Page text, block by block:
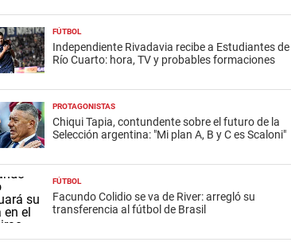
FÚTBOL
Independiente Rivadavia recibe a Estudiantes de
Río Cuarto: hora, TV y probables formaciones
PROTAGONISTAS
Chiqui Tapia, contundente sobre el futuro de la
Selección argentina: "Mi plan A, B y C es Scaloni"
FÚTBOL
Facundo Colidio se va de River: arregló su
transferencia al fútbol de Brasil